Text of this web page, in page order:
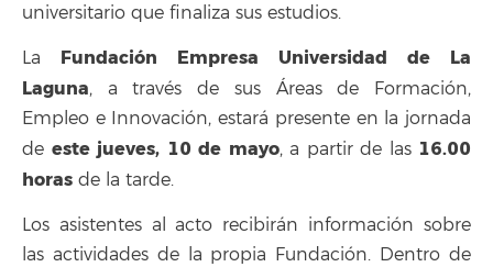
universitario que finaliza sus estudios.
La Fundación Empresa Universidad de La
Laguna, a través de sus Áreas de Formación,
Empleo e Innovación, estará presente en la jornada
de este jueves, 10 de mayo, a partir de las 16.00
horas de la tarde.
Los asistentes al acto recibirán información sobre
las actividades de la propia Fundación. Dentro de